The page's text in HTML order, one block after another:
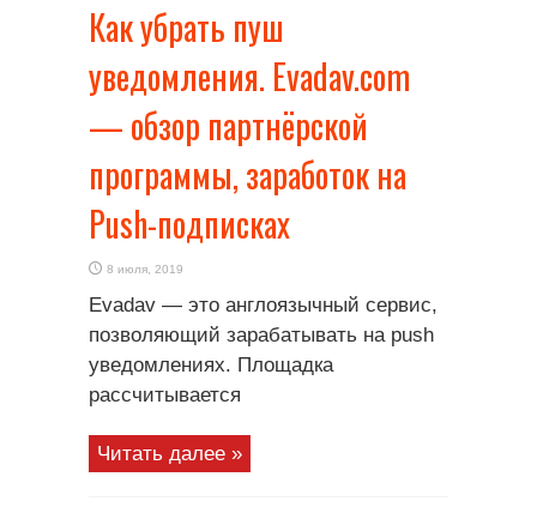
Как убрать пуш
уведомления. Evadav.com
— обзор партнёрской
программы, заработок на
Push-подписках
8 июля, 2019
Evadav — это англоязычный сервис,
позволяющий зарабатывать на push
уведомлениях. Площадка
рассчитывается
Читать далее »